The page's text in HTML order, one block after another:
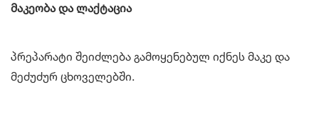
მაკეობა და ლაქტაცია
პრეპარატი შეიძლება გამოყენებულ იქნეს მაკე და
მეძუძურ ცხოველებში.